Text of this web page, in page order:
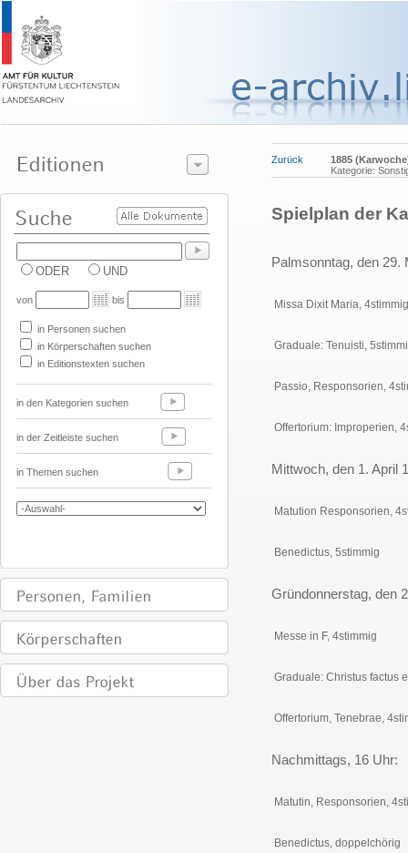
ODER UND
von bis
in Personen suchen
in Körperschaften suchen
in Editionstexten suchen
in den Kategorien suchen
in der Zeitleiste suchen
in Themen suchen
Zurück
1885
Kategorie:
Spielplan der
Palmsonntag, den 29.
Missa Dixit Maria, 4stimmig
Graduale: Tenuisti,
Passio, Responsorien,
Offertorium: Improperien,
Mittwoch, den 1. April
Matution Responsorien,
Benedictus, 5stimmig
Gründonnerstag, den
Messe in F, 4stimmig
Graduale: Christus factus
Offertorium, Tenebrae,
Nachmittags, 16 Uhr:
Matutin, Responsorien,
Benedictus, doppelchörig